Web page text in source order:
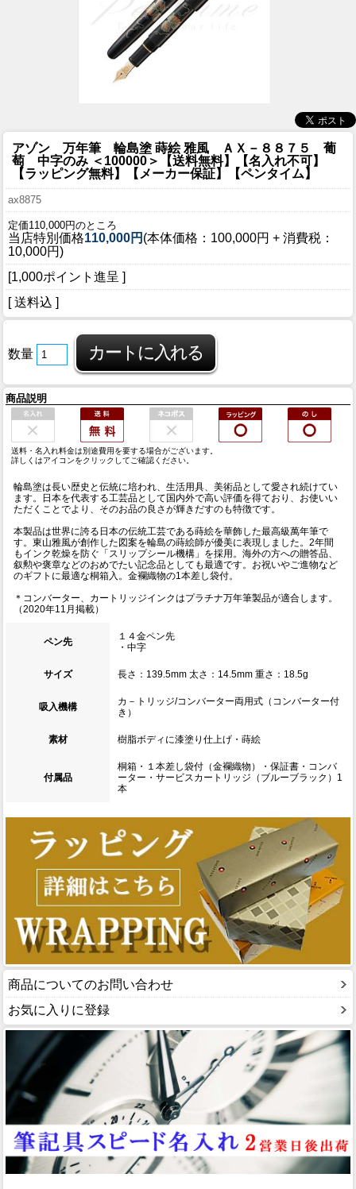
アゾン 万年筆 輪島塗 蒔絵 雅風 ＡＸ－８８７５ 葡
萄 中字のみ ＜100000＞【送料無料】【名入れ不可】
【ラッピング無料】【メーカー保証】【ペンタイム】
ax8875
定価110,000円のところ
当店特別価格110,000円 (本体価格：100,000円 + 消費税：
10,000円)
[1,000ポイント進呈 ]
[ 送料込 ]
数量
商品説明
送料・名入れ料金は別途費用を要する場合がございます。
詳しくはアイコンをクリックしてご確認ください。
輪島塗は長い歴史と伝統に培われ、生活用具、美術品として愛され続けてい
ます。日本を代表する工芸品として国内外で高い評価を得ており、お使いい
ただくことでより、そのお品の良さが輝きだすのも特徴です。
本製品は世界に誇る日本の伝統工芸である蒔絵を華飾した最高級萬年筆で
す。東山雅風が創作した図案を輪島の蒔絵師が優美に表現しました。2年間
もインク乾燥を防ぐ「スリップシール機構」を採用。海外の方への贈答品、
叙勲や褒章などのおめでたい記念品としても最適です。お祝いやご進物など
のギフトに最適な桐箱入。金襴織物の1本差し袋付。
＊コンバーター、カートリッジインクはプラチナ万年筆製品が適合します。
（2020年11月掲載）
ペン先
１４金ペン先
・中字
サイズ 長さ：139.5mm 太さ：14.5mm 重さ：18.5g
吸入機構
カ－トリッジ/コンバーター両用式（コンバーター付
き）
素材 樹脂ボディに漆塗り仕上げ・蒔絵
付属品
桐箱・１本差し袋付（金襴織物）・保証書・コンバ
ーター・サービスカートリッジ（ブルーブラック）1
本
商品についてのお問い合わせ
お気に入りに登録